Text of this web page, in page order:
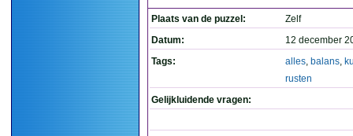
Plaats van de puzzel:
Zelf
Datum:
12 december
Tags:
alles, balans,
rusten
Gelijkluidende vragen: